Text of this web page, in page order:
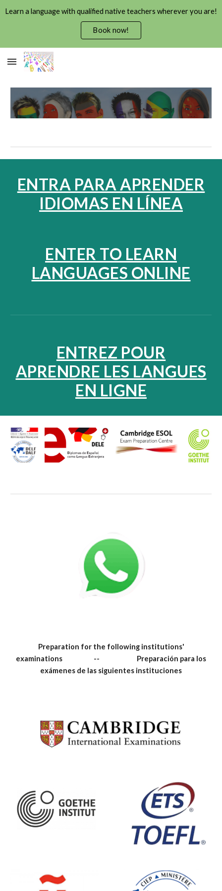
Skip to main content Skip to navigation
Learn a language with qualified native teachers wherever you are!
Book now!
ENTRA PARA APRENDER
IDIOMAS EN LÍNEA
ENTER TO LEARN
LANGUAGES ONLINE
ENTREZ POUR
APRENDRE LES LANGUES
EN LIGNE
Preparation for the following institutions'
examinations -- Preparación para los
exámenes de las siguientes instituciones